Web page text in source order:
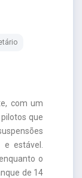
com um
que
estável.
o
de 14